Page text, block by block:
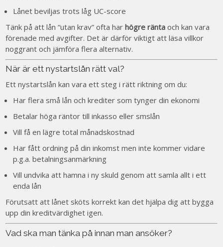
Lånet beviljas trots låg UC-score
Tänk på att lån “utan krav” ofta harhögre ränta och kan vara
förenade med avgifter. Det är därför viktigt att läsa villkor
noggrant och jämföra flera alternativ.
När är ett nystartslån rätt val?
Ett nystartslån kan vara ett steg i rätt riktning om du:
Har flera små lån och krediter som tynger din ekonomi
Betalar höga räntor till inkasso eller smslån
Vill få en lägre total månadskostnad
Har fått ordning på din inkomst men inte kommer vidare
p.g.a. betalningsanmärkning
Vill undvika att hamna i ny skuld genom att samla allt i ett
enda lån
Förutsatt att lånet sköts korrekt kan det hjälpa dig att bygga
upp din kreditvärdighet igen.
Vad ska man tänka på innan man ansöker?